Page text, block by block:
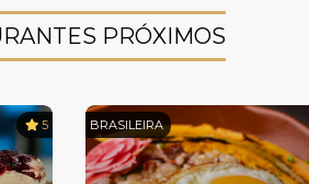
PRÓXIMOS
5 BRASILEIRA